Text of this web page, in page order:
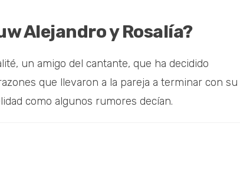
Alejandro y Rosalía?
un amigo del cantante, que ha decidido
que llevaron a la pareja a terminar con su
como algunos rumores decían.